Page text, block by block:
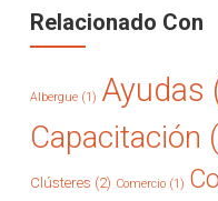
Relacionado Con
Albergue (1) Ayudas
Capacitación
Clústeres (2) Comercio (1)